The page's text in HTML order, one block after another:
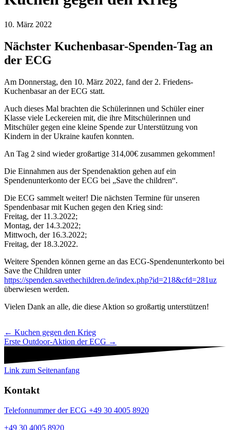
10. März 2022
Nächster Kuchenbasar-Spenden-Tag an
der ECG
Am Donnerstag, den 10. März 2022, fand der 2. Friedens-
Kuchenbasar an der ECG statt.
Auch dieses Mal brachten die Schülerinnen und Schüler einer
Klasse viele Leckereien mit, die ihre Mitschülerinnen und
Mitschüler gegen eine kleine Spende zur Unterstützung von
Kindern in der Ukraine kaufen konnten.
An Tag 2 sind wieder großartige 314,00€ zusammen gekommen!
Die Einnahmen aus der Spendenaktion gehen auf ein
Spendenunterkonto der ECG bei „Save the children“.
Die ECG sammelt weiter! Die nächsten Termine für unseren
Spendenbasar mit Kuchen gegen den Krieg sind:
Freitag, der 11.3.2022;
Montag, der 14.3.2022;
Mittwoch, der 16.3.2022;
Freitag, der 18.3.2022.
Weitere Spenden können gerne an das ECG-Spendenunterkonto bei
Save the Children unter
https://spenden.savethechildren.de/index.php?id=218&cfd=281uz
überwiesen werden.
Vielen Dank an alle, die diese Aktion so großartig unterstützen!
Navigation
Beiträge
← Kuchen gegen den Krieg
Erste Outdoor-Aktion der ECG →
Link zum Seitenanfang
Kontakt
Telefonnummer der ECG +49 30 4005 8920
+49 30 4005 8920